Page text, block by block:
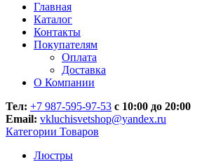
Главная
Каталог
Контакты
Покупателям
Оплата
Доставка
О Компании
Тел: +7 987-595-97-53 с 10:00 до 20:00
Email: vkluchisvetshop@yandex.ru
Категории Товаров
Люстры